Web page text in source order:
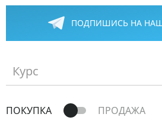
ПОДПИШИСЬ НА НАШ
Курс
ПОКУПКА ПРОДАЖА